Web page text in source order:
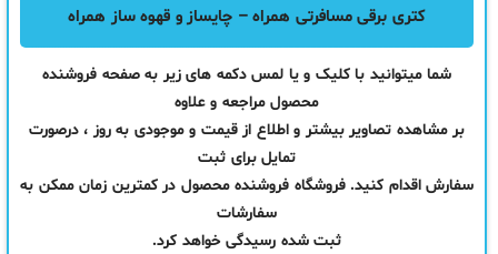
کتری برقی مسافرتی همراه – چایساز و قهوه ساز همراه
شما میتوانید با کلیک و یا لمس دکمه های زیر به صفحه فروشنده
محصول مراجعه و علاوه
بر مشاهده تصاویر بیشتر و اطلاع از قیمت و موجودی به روز ، درصورت
تمایل برای ثبت
سفارش اقدام کنید. فروشگاه فروشنده محصول در کمترین زمان ممکن به
سفارشات
ثبت شده رسیدگی خواهد کرد.